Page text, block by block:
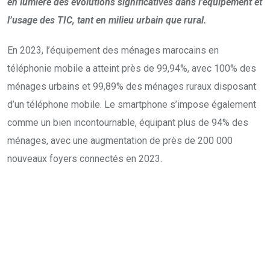
l’usage des TIC, tant en milieu urbain que rural.
En 2023, l’équipement des ménages marocains en
téléphonie mobile a atteint près de 99,94%, avec 100% des
ménages urbains et 99,89% des ménages ruraux disposant
d’un téléphone mobile. Le smartphone s’impose également
comme un bien incontournable, équipant plus de 94% des
ménages, avec une augmentation de près de 200 000
nouveaux foyers connectés en 2023.